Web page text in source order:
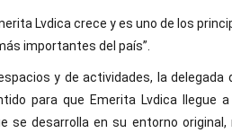
Lvdica crece y es uno de los
importantes del país”.
y de actividades, la
para que Emerita Lvdica llegue
se desarrolla en su entorno